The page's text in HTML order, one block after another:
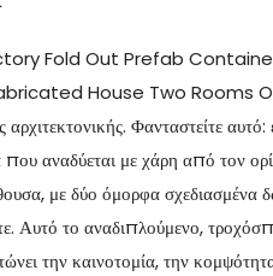
Fold Out Prefab
House Two Rooms
Φανταστείτε
αναδύεται με χάρη από τον
με δύο όμορφα
Αυτό το αναδιπλούμενο,
την καινοτομία, την